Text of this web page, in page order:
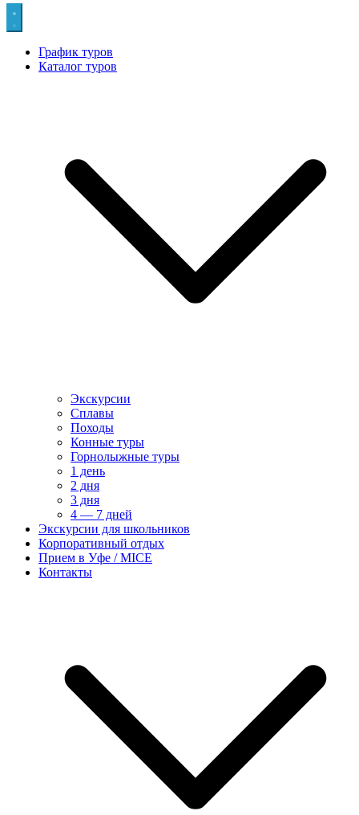
График туров
Каталог туров
Экскурсии
Сплавы
Походы
Конные туры
Горнолыжные туры
1 день
2 дня
3 дня
4 — 7 дней
Экскурсии для школьников
Корпоративный отдых
Прием в Уфе / MICE
Контакты